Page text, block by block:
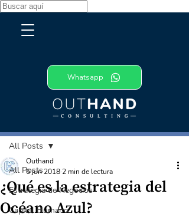
Whatsapp
All Posts
Estrategia de Negocios
Capital Humano
All Posts
¿Qué es la estrategia del
Océano Azul?
Outhand
6 jun 2018 2 min de lectura